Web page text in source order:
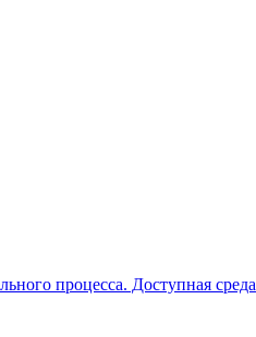
процесса. Доступная среда